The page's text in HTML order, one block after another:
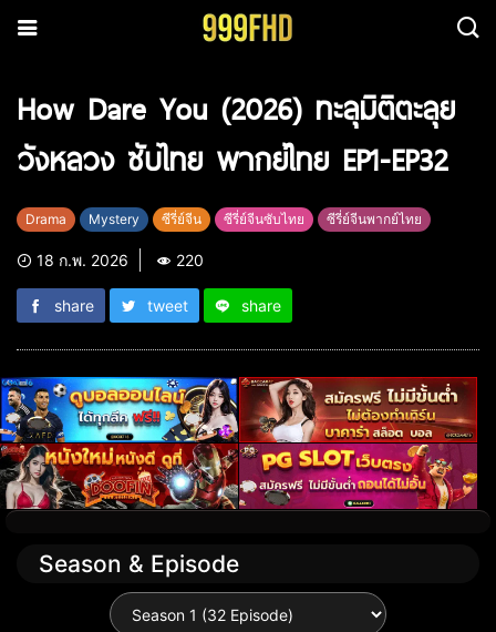
How Dare You (2026) ทะลุมิติตะลุย
วังหลวง ซับไทย พากย์ไทย EP1-EP32
Drama Mystery ซีรี่ย์จีน ซีรี่ย์จีนซับไทย ซีรี่ย์จีนพากย์ไทย
18 ก.พ. 2026 220
share tweet share
Season & Episode